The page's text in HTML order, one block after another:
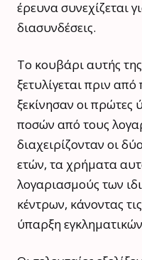
έρευνα συνεχίζεται
διασυνδέσεις.
Το κουβάρι αυτής
ξετυλίγεται πριν
ξεκίνησαν οι
ποσών από τους
διαχειρίζονταν οι
ετών, τα χρήματα
λογαριασμούς των
κέντρων, κάνοντας
ύπαρξη